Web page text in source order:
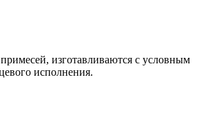
изготавливаются с условным
исполнения.